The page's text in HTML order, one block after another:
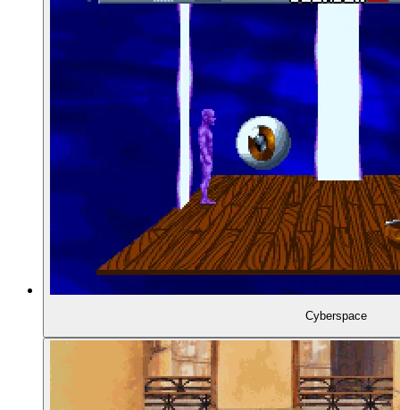
- Gründung von Revolution Software
01:37:46 - Entwicklungsstart in Hull
- Eine eigene Adventure-Engine: Virtual Theatre
- Das erste Spiel: Lure of the Temptress
01:43:02 - Revolution landet bei Virgin Interactive
01:43:46
01:44:22 - Co-Autor: David Cummins
- Lure of the Temptress erscheint
Cyberspace